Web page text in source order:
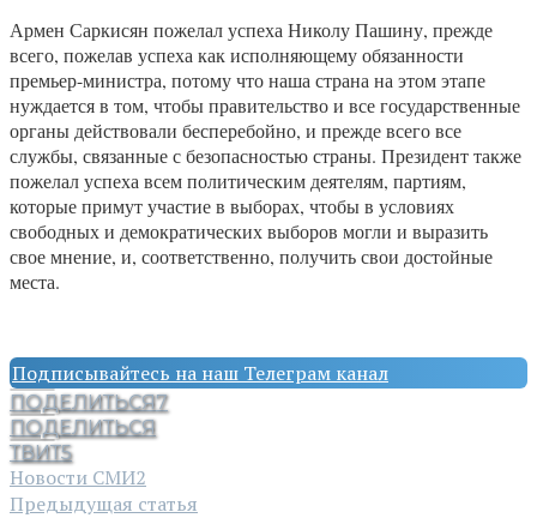
Армен Саркисян пожелал успеха Николу Пашину, прежде
всего, пожелав успеха как исполняющему обязанности
премьер-министра, потому что наша страна на этом этапе
нуждается в том, чтобы правительство и все государственные
органы действовали бесперебойно, и прежде всего все
службы, связанные с безопасностью страны. Президент также
пожелал успеха всем политическим деятелям, партиям,
которые примут участие в выборах, чтобы в условиях
свободных и демократических выборов могли и выразить
свое мнение, и, соответственно, получить свои достойные
места.
Подписывайтесь на наш Телеграм канал
ПОДЕЛИТЬСЯ7
ПОДЕЛИТЬСЯ
ТВИТ5
Новости СМИ2
Предыдущая статья